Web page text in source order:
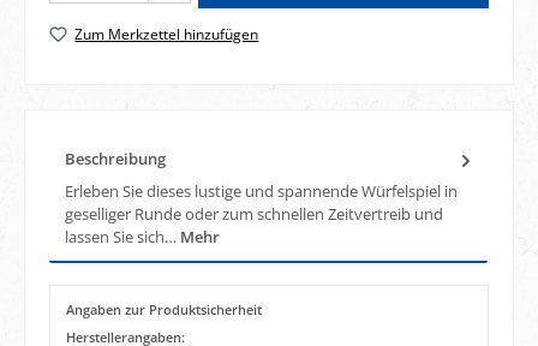
Zum Merkzettel hinzufügen
Beschreibung
Erleben Sie dieses lustige und spannende Würfelspiel in
geselliger Runde oder zum schnellen Zeitvertreib und
lassen Sie sich… Mehr
Angaben zur Produktsicherheit
Herstellerangaben: